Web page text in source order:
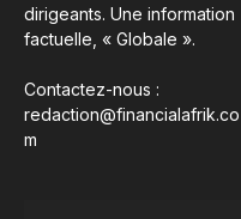
dirigeants. Une information
factuelle, « Globale ».
Contactez-nous :
redaction@financialafrik.co
m